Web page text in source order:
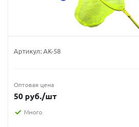
Артикул: АК-58
Оптовая цена
50 руб./шт
Много